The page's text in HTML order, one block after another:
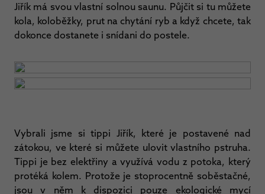
Jiřík má svou vlastní solnou saunu. Půjčit si tu můžete
kola, koloběžky, prut na chytání ryb a když chcete, tak
dokonce dostanete i snídani do postele.
Vybrali jsme si tippi Jiřík, které je postavené nad
zátokou, ve které si můžete ulovit vlastního pstruha.
Tippi je bez elektřiny a využívá vodu z potoka, který
protéká kolem. Protože je stoprocentně soběstačné,
jsou v něm k dispozici pouze ekologické mycí